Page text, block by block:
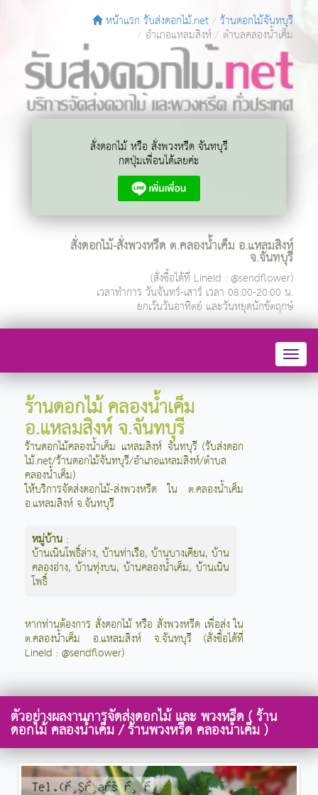
หน้าแรก รับส่งดอกไม้.net ร้านดอกไม้จันทบุรี
อำเภอแหลมสิงห์ ตำบลคลองน้ำเค็ม
สั่งดอกไม้ หรือ สั่งพวงหรีด จันทบุรี
กดปุ่มเพื่อนได้เลยค่ะ
สั่งดอกไม้-สั่งพวงหรีด ต.คลองน้ำเค็ม อ.แหลมสิงห์
จ.จันทบุรี
(สั่งซื้อได้ที่ LineId : @sendflower)
เวลาทำการ วันจันทร์-เสาร์ เวลา 08:00-20:00 น.
ยกเว้นวันอาทิตย์ และวันหยุดนักขัตฤกษ์
ร้านดอกไม้ คลองน้ำเค็ม
อ.แหลมสิงห์ จ.จันทบุรี
ร้านดอกไม้คลองน้ำเค็ม แหลมสิงห์ จันทบุรี (รับส่งดอก
ไม้.net/ร้านดอกไม้จันทบุรี/อำเภอแหลมสิงห์/ตำบล
คลองน้ำเค็ม)
ให้บริการจัดส่งดอกไม้-ส่งพวงหรีด ใน ต.คลองน้ำเค็ม
อ.แหลมสิงห์ จ.จันทบุรี
หมู่บ้าน :
บ้านเนินโพธิ์ล่าง,บ้านท่าเรือ,บ้านบางเคียน,บ้าน
คลองอ่าง,บ้านทุ่งบน,บ้านคลองน้ำเค็ม,บ้านเนิน
โพธิ์
หากท่านต้องการ สั่งดอกไม้ หรือ สั่งพวงหรีด เพื่อส่ง ใน
ต.คลองน้ำเค็ม อ.แหลมสิงห์ จ.จันทบุรี (สั่งซื้อได้ที่
LineId : @sendflower)
ตัวอย่างผลงานการจัดส่งดอกไม้ และ พวงหรีด ( ร้าน
ดอกไม้ คลองน้ำเค็ม / ร้านพวงหรีด คลองน้ำเค็ม )